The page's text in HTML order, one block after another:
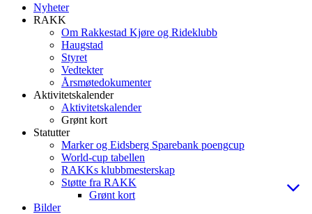
Nyheter
RAKK
Om Rakkestad Kjøre og Rideklubb
Haugstad
Styret
Vedtekter
Årsmøtedokumenter
Aktivitetskalender
Aktivitetskalender
Grønt kort
Statutter
Marker og Eidsberg Sparebank poengcup
World-cup tabellen
RAKKs klubbmesterskap
Støtte fra RAKK
Grønt kort
Bilder